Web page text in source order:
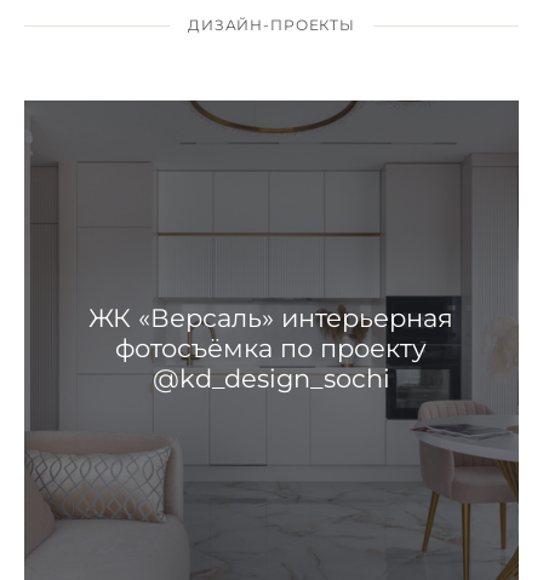
ДИЗАЙН-ПРОЕКТЫ
ЖК «Версаль» интерьерная
фотосъёмка по проекту
@kd_design_sochi